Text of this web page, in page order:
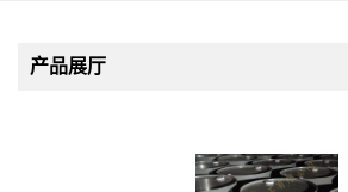
产品展厅